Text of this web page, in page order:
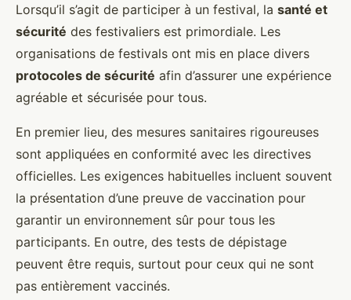
Lorsqu’il s’agit de participer à un festival, la santé et
sécurité des festivaliers est primordiale. Les
organisations de festivals ont mis en place divers
protocoles de sécurité afin d’assurer une expérience
agréable et sécurisée pour tous.
En premier lieu, des mesures sanitaires rigoureuses
sont appliquées en conformité avec les directives
officielles. Les exigences habituelles incluent souvent
la présentation d’une preuve de vaccination pour
garantir un environnement sûr pour tous les
participants. En outre, des tests de dépistage
peuvent être requis, surtout pour ceux qui ne sont
pas entièrement vaccinés.